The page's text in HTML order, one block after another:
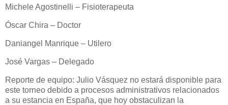
Michele Agostinelli – Fisioterapeuta
Óscar Chira – Doctor
Daniangel Manrique – Utilero
José Vargas – Delegado
Reporte de equipo: Julio Vásquez no estará disponible para
este torneo debido a procesos administrativos relacionados
a su estancia en España, que hoy obstaculizan la